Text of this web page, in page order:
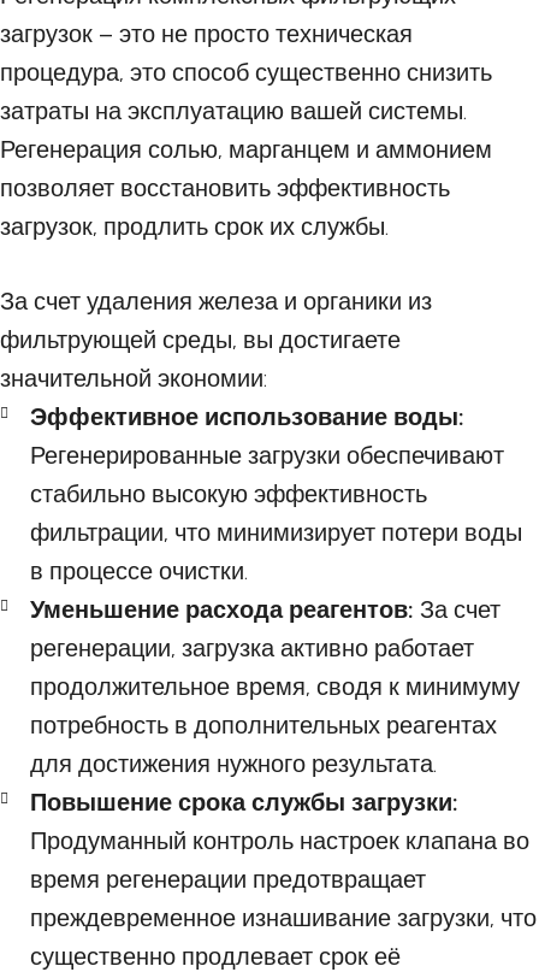
загрузок – это не просто техническая
процедура, это способ существенно снизить
затраты на эксплуатацию вашей системы.
Регенерация солью, марганцем и аммонием
позволяет восстановить эффективность
загрузок, продлить срок их службы.
За счет удаления железа и органики из
фильтрующей среды, вы достигаете
значительной экономии:
Эффективное использование воды:
Регенерированные загрузки обеспечивают
стабильно высокую эффективность
фильтрации, что минимизирует потери воды
в процессе очистки.
Уменьшение расхода реагентов: За счет
регенерации, загрузка активно работает
продолжительное время, сводя к минимуму
потребность в дополнительных реагентах
для достижения нужного результата.
Повышение срока службы загрузки:
Продуманный контроль настроек клапана во
время регенерации предотвращает
преждевременное изнашивание загрузки, что
существенно продлевает срок её